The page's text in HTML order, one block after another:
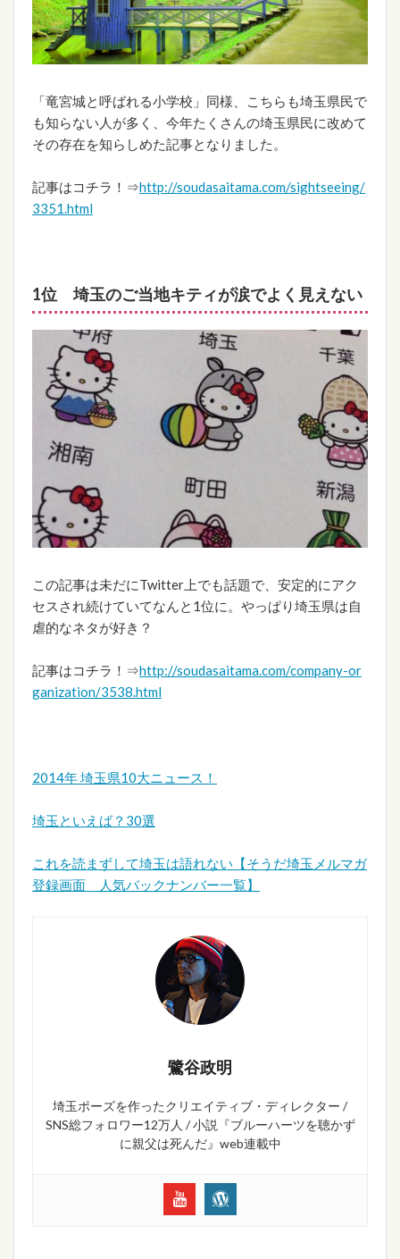
「竜宮城と呼ばれる小学校」同様、こちらも埼玉県民で
も知らない人が多く、今年たくさんの埼玉県民に改めて
その存在を知らしめた記事となりました。
記事はコチラ！⇒http://soudasaitama.com/sightseeing/
3351.html
1位 埼玉のご当地キティが涙でよく見えない
この記事は未だにTwitter上でも話題で、安定的にアク
セスされ続けていてなんと1位に。やっぱり埼玉県は自
虐的なネタが好き？
記事はコチラ！⇒http://soudasaitama.com/company-or
ganization/3538.html
2014年 埼玉県10大ニュース！
埼玉といえば？30選
これを読まずして埼玉は語れない【そうだ埼玉メルマガ
登録画面 人気バックナンバー一覧】
鷺谷政明
埼玉ポーズを作ったクリエイティブ・ディレクター /
SNS総フォロワー12万人 / 小説『ブルーハーツを聴かず
に親父は死んだ』web連載中